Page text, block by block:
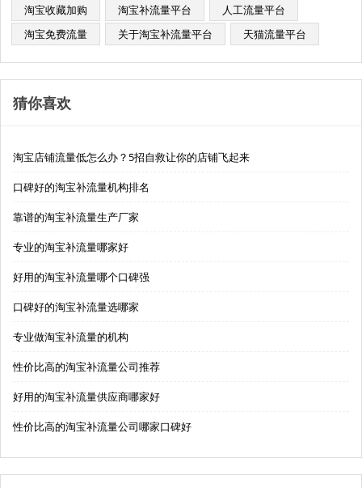
淘宝收藏加购
淘宝补流量平台
人工流量平台
淘宝免费流量
关于淘宝补流量平台 天猫流量平台
猜你喜欢
淘宝店铺流量低怎么办？5招自救让你的店铺飞起来
口碑好的淘宝补流量机构排名
靠谱的淘宝补流量生产厂家
专业的淘宝补流量哪家好
好用的淘宝补流量哪个口碑强
口碑好的淘宝补流量选哪家
专业做淘宝补流量的机构
性价比高的淘宝补流量公司推荐
好用的淘宝补流量供应商哪家好
性价比高的淘宝补流量公司哪家口碑好